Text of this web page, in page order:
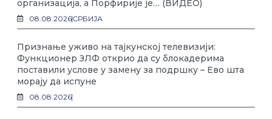
организација, а Порфирије је… (ВИДЕО)
08.08.2026СРБИЈА
Признање уживо на тајкунској телевизији:
Функционер ЗЛФ открио да су блокадерима
поставили услове у замену за подршку – Ево шта
морају да испуне
08.08.2026